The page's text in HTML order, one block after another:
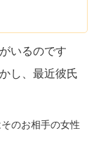
いるのです
し、最近彼氏
のお相手の女性